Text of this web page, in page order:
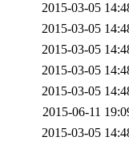
2015-03-05
2015-03-05
2015-03-05
2015-03-05
2015-03-05
2015-06-11
2015-03-05